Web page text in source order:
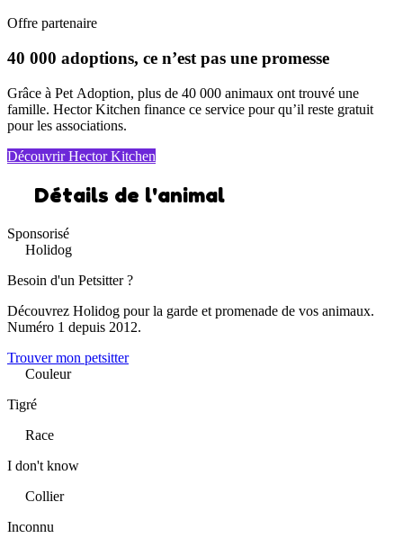
Offre partenaire
40 000 adoptions, ce n’est pas une promesse
Grâce à Pet Adoption, plus de 40 000 animaux ont trouvé une
famille. Hector Kitchen finance ce service pour qu’il reste gratuit
pour les associations.
Découvrir Hector Kitchen
Détails de l'animal
Sponsorisé
Holidog
Besoin d'un Petsitter ?
Découvrez Holidog pour la garde et promenade de vos animaux.
Numéro 1 depuis 2012.
Trouver mon petsitter
Couleur
Tigré
Race
I don't know
Collier
Inconnu